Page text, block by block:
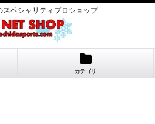
スペシャリティプロショップ
カテゴリ